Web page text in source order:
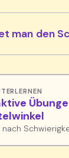
man den